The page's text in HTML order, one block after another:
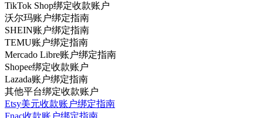
TikTok Shop绑定收款账户
沃尔玛账户绑定指南
SHEIN账户绑定指南
TEMU账户绑定指南
Mercado Libre账户绑定指南
Shopee绑定收款账户
Lazada账户绑定指南
其他平台绑定收款账户
Etsy美元收款账户绑定指南
Fnac收款账户绑定指南